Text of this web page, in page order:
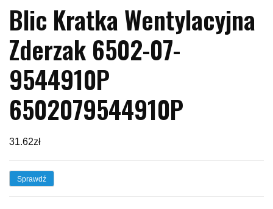
Blic Kratka Wentylacyjna
Zderzak 6502-07-
9544910P
6502079544910P
31.62zł
Sprawdź